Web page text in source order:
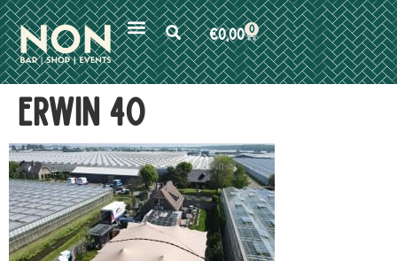
€0,00 0
erwin 40